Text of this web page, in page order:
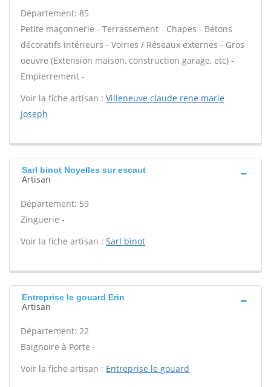
Département: 85
Petite maçonnerie - Terrassement - Chapes - Bétons
décoratifs intérieurs - Voiries / Réseaux externes - Gros
oeuvre (Extension maison, construction garage, etc) -
Empierrement -
Voir la fiche artisan : Villeneuve claude rene marie
joseph
Sarl binot Noyelles sur escaut
Artisan
Département: 59
Zinguerie -
Voir la fiche artisan : Sarl binot
Entreprise le gouard Erin
Artisan
Département: 22
Baignoire à Porte -
Voir la fiche artisan : Entreprise le gouard